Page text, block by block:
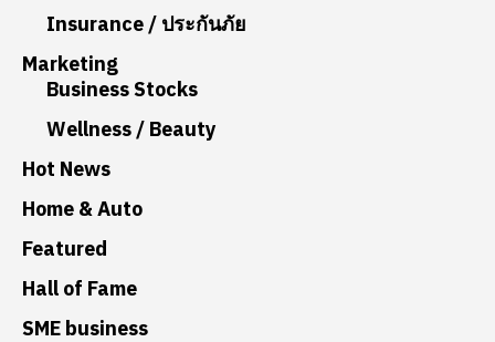
Insurance / ประกันภัย
Marketing
Business Stocks
Wellness / Beauty
Hot News
Home & Auto
Featured
Hall of Fame
SME business